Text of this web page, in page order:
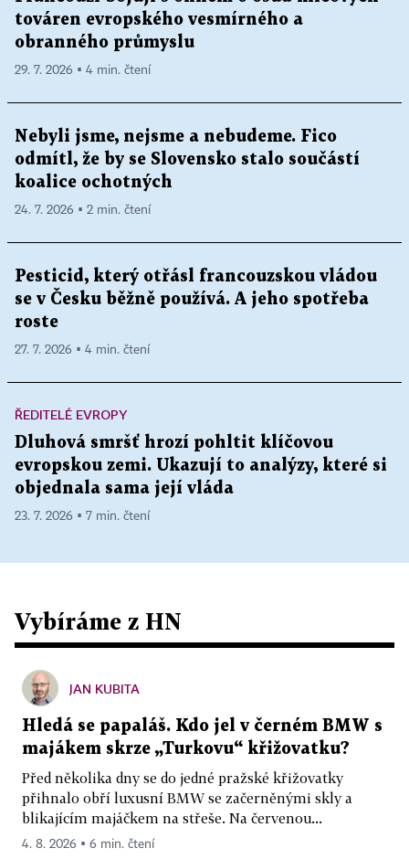
továren evropského vesmírného a
obranného průmyslu
29. 7. 2026 ▪ 4 min. čtení
Nebyli jsme, nejsme a nebudeme. Fico
odmítl, že by se Slovensko stalo součástí
koalice ochotných
24. 7. 2026 ▪ 2 min. čtení
Pesticid, který otřásl francouzskou vládou
se v Česku běžně používá. A jeho spotřeba
roste
27. 7. 2026 ▪ 4 min. čtení
ŘEDITELÉ EVROPY
Dluhová smršť hrozí pohltit klíčovou
evropskou zemi. Ukazují to analýzy, které si
objednala sama její vláda
23. 7. 2026 ▪ 7 min. čtení
Vybíráme z HN
JAN KUBITA
Hledá se papaláš. Kdo jel v černém BMW s
majákem skrze „Turkovu“ křižovatku?
Před několika dny se do jedné pražské křižovatky
přihnalo obří luxusní BMW se začerněnými skly a
blikajícím majáčkem na střeše. Na červenou...
4. 8. 2026 ▪ 6 min. čtení